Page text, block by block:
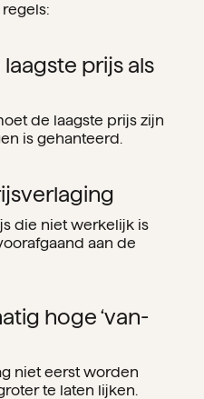
laagste prijs als
de laagste prijs zijn
is gehanteerd.
die niet werkelijk is
aan de
hoge ‘van-
niet eerst worden
te laten lijken.